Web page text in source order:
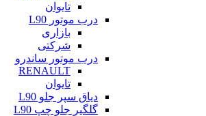
تایوان
درب موتور L90
بازاری
شرکتی
درب موتور ساندرو
RENAULT
تایوان
دیاق سپر جلو L90
گلگیر جلو چپ L90